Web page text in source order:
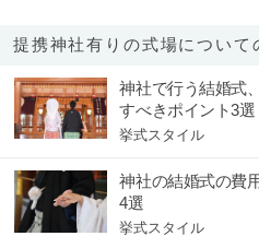
提携神社有りの式場について
神社で行う結婚式
すべきポイント3選
挙式スタイル
神社の結婚式の費
4選
挙式スタイル